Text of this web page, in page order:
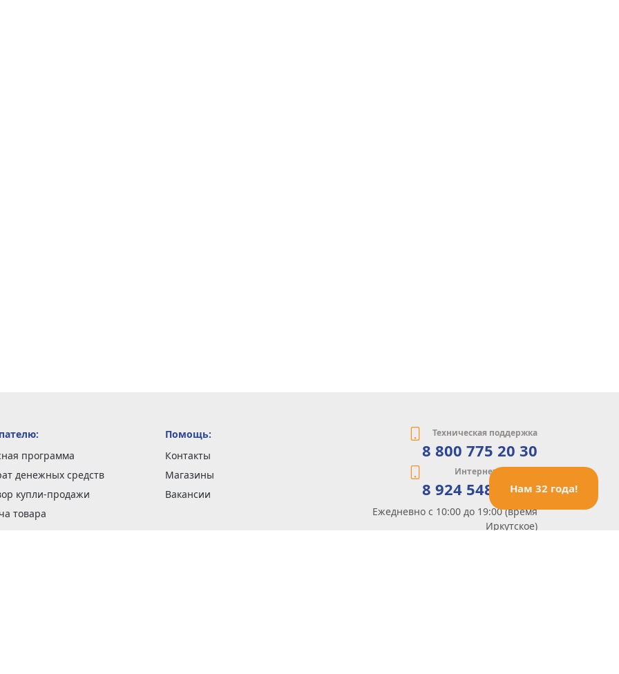
Нам 32 года!
программа
денежных средств
купли-продажи
товара
Помощь:
Контакты
Магазины
Вакансии
Техническая поддержка
8 800 775 20 30
Интернет-магазин
8 924 548 85 07
Ежедневно с 10:00 до 19:00 (время
Иркутское)